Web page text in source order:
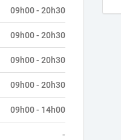
09h00 - 20h30
09h00 - 20h30
09h00 - 20h30
09h00 - 20h30
09h00 - 14h00
-